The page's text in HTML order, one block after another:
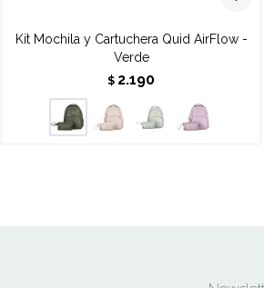
Kit Mochila y Cartuchera Quid AirFlow -
Verde
$ 2.190